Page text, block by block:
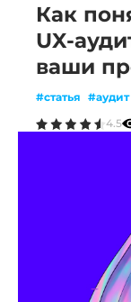
Как
UX-
ваши
#статья #аудит
4.5